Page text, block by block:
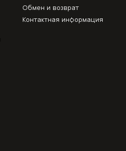
Обмен и возврат
Контактная информация